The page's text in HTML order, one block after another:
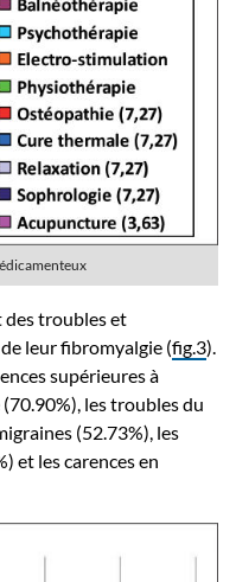
des troubles et
leur fibromyalgie (fig.3).
supérieures à
les troubles du
(52.73%), les
et les carences en